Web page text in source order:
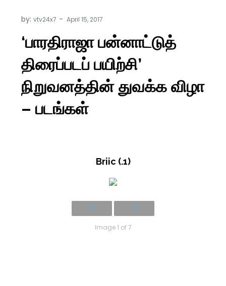
by:vtv24x7
‘பாரதிராஜா பன்னாட்டுத்
திரைப்படப் பயிற்சி’
நிறுவனத்தின் துவக்க விழா
– படங்கள்
Briic (.1)
Image 1 of 7